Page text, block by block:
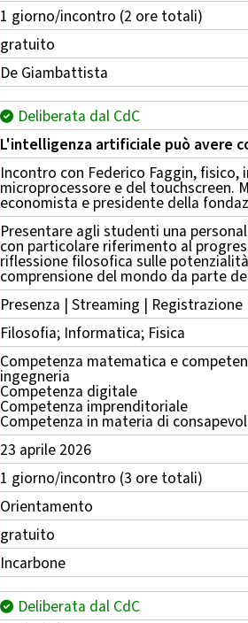
1 giorno/incontro (2 ore totali)
gratuito
De Giambattista
Deliberata dal CdC
L'intelligenza artificiale può avere
Incontro con Federico Faggin,
microprocessore e del touchscreen.
economista e presidente della
Presentare agli studenti una
con particolare riferimento al
riflessione filosofica sulle
comprensione del mondo da parte
Presenza | Streaming | Registrazione
Filosofia; Informatica; Fisica
Competenza matematica e
ingegneria
Competenza digitale
Competenza imprenditoriale
Competenza in materia di
23 aprile 2026
1 giorno/incontro (3 ore totali)
Orientamento
gratuito
Incarbone
Deliberata dal CdC